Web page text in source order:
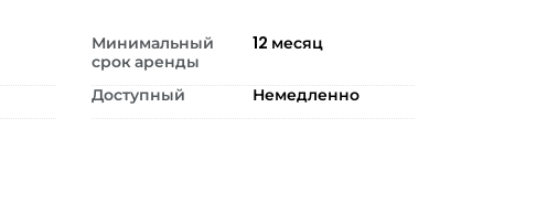
Минимальный
срок аренды
12 месяц
Доступный Немедленно